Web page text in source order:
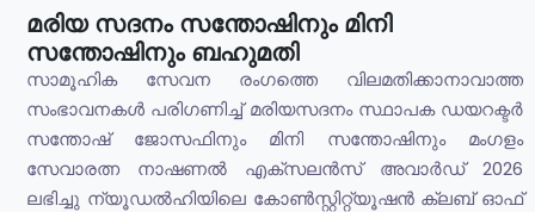
മരിയ സദനം സന്തോഷിനും മിനി
സന്തോഷിനും ബഹുമതി
സാമൂഹിക സേവന രംഗത്തെ വിലമതിക്കാനാവാത്ത
സംഭാവനകൾ പരിഗണിച്ച് മരിയസദനം സ്ഥാപക ഡയറക്ടർ
സന്തോഷ് ജോസഫിനും മിനി സന്തോഷിനും മംഗളം
സേവാരത്ന നാഷണൽ എക്സലൻസ് അവാർഡ് 2026
ലഭിച്ചു ന്യൂഡൽഹിയിലെ കോൺസ്റ്റിറ്റ്യൂഷൻ ക്ലബ് ഓഫ്